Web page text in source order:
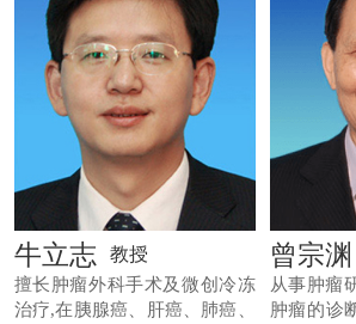
牛立志 教授
擅长肿瘤外科手术及微创冷冻
治疗,在胰腺癌、肝癌、肺癌、
曾宗渊
从事肿瘤
肿瘤的诊